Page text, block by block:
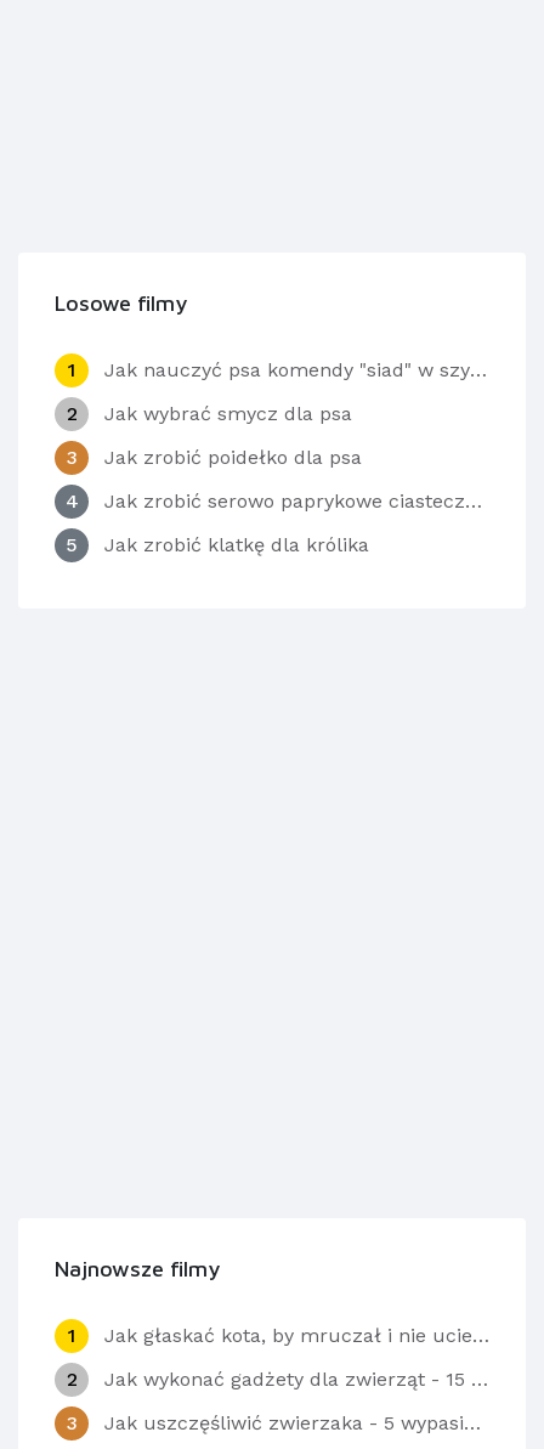
Losowe filmy
1
Jak nauczyć psa komendy "siad" w szybki sposób
2
Jak wybrać smycz dla psa
3
Jak zrobić poidełko dla psa
4
Jak zrobić serowo paprykowe ciasteczka dla psa
5
Jak zrobić klatkę dla królika
Najnowsze filmy
1
Jak głaskać kota, by mruczał i nie uciekał
2
Jak wykonać gadżety dla zwierząt - 15 patentów
3
Jak uszczęśliwić zwierzaka - 5 wypasionych gadżetów